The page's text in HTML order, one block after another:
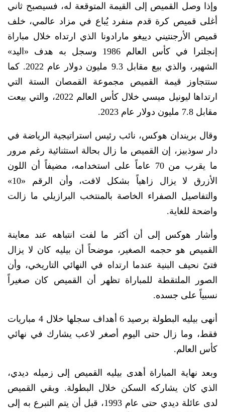
وإذا وصل القميص إلى القيمة المتوقعة له، فسيصبح ثاني
أغلى قميص كرة قدم منفرد يُباع في مزاد عالمي، خلف
قميص الأرجنتيني دييغو مارادونا الذي ارتداه خلال مباراة
إنجلترا في كأس العالم 1986 وسجل به هدف «اليد»
الشهير، والذي بيع مقابل 9.3 مليون دولار عام 2022. كما
ستتجاوز قيمة القميص مجموعة القمصان الستة التي
ارتداها ليونيل ميسي خلال كأس العالم 2022، والتي بيعت
مقابل 7.8 مليون دولار عام 2023.
وقال بريندان هوكس، نائب رئيس استراتيجية الرياضة في
دار سوذبيز، إن القميص ما زال بحالة استثنائية رغم مرور
ما يقرب من 70 عاماً على استخدامه، مضيفاً أن اللون
الأزرق لا يزال زاهياً بشكل لافت، وأن الرقم «10»
والتفاصيل الصفراء الخاصة بالمنتخب البرازيلي ما زالت
واضحة للغاية.
وأشار هوكس إلى أن أكثر ما لفت انتباهه عند معاينة
القميص هو حجمه الصغير، موضحاً أن بيليه كان لا يزال
فتىً نحيف البنية عندما ارتداه في النهائي التاريخي، وأن
الصور الملتقطة للمباراة تظهر أن القميص كان صغيراً
نسبياً على جسده.
أنهى بيليه البطولة برصيد 6 أهداف سجلها خلال 4 مباريات
فقط، وما زال حتى اليوم أصغر لاعب يشارك في نهائي
كأس العالم.
وبعد نهاية المباراة أهدى بيليه القميص إلى زميله ديدي،
الذي كان يشاركه السكن خلال البطولة. وبقي القميص
لدى عائلة ديدي حتى عام 1993، قبل أن يتم التبرع به إلى